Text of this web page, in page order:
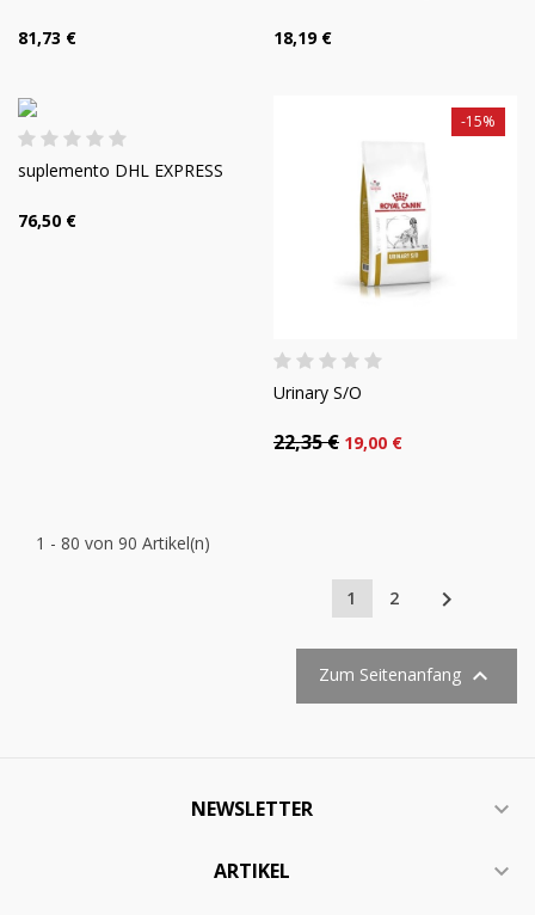
81,73 € 18,19 €
suplemento DHL EXPRESS
76,50 €
Urinary S/O
22,35 €
-15%
19,00 €
1 - 80 von 90 Artikel(n)
1 2 
Zum Seitenanfang 
NEWSLETTER 
ARTIKEL 